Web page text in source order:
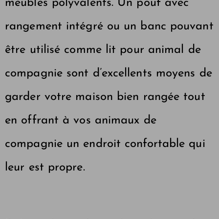
meubles polyvalents. Un pouf avec
rangement intégré ou un banc pouvant
être utilisé comme lit pour animal de
compagnie sont d’excellents moyens de
garder votre maison bien rangée tout
en offrant à vos animaux de
compagnie un endroit confortable qui
leur est propre.